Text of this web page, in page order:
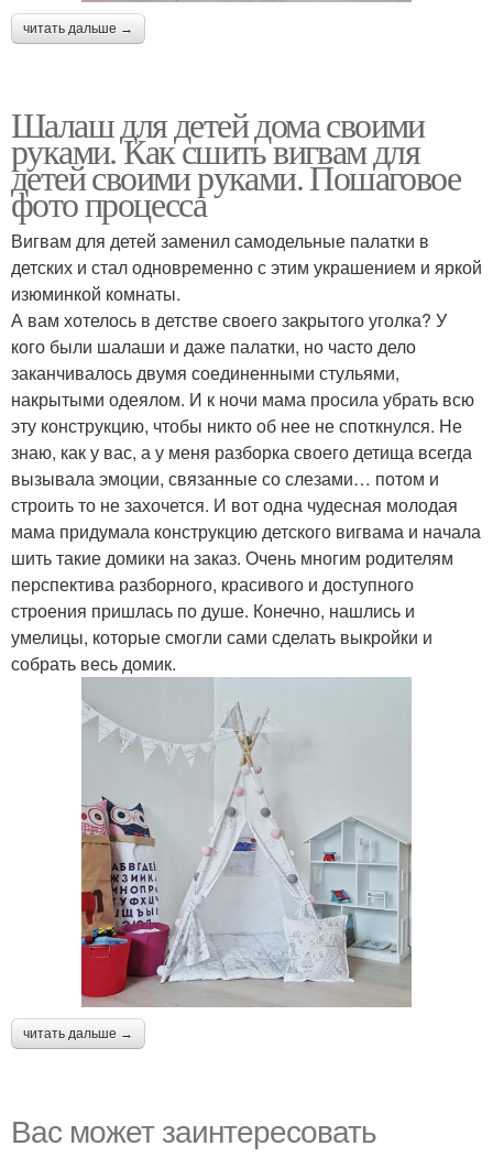
читать дальше →
Шалаш для детей дома своими
руками. Как сшить вигвам для
детей своими руками. Пошаговое
фото процесса
Вигвам для детей заменил самодельные палатки в
детских и стал одновременно с этим украшением и яркой
изюминкой комнаты.
А вам хотелось в детстве своего закрытого уголка? У
кого были шалаши и даже палатки, но часто дело
заканчивалось двумя соединенными стульями,
накрытыми одеялом. И к ночи мама просила убрать всю
эту конструкцию, чтобы никто об нее не споткнулся. Не
знаю, как у вас, а у меня разборка своего детища всегда
вызывала эмоции, связанные со слезами… потом и
строить то не захочется. И вот одна чудесная молодая
мама придумала конструкцию детского вигвама и начала
шить такие домики на заказ. Очень многим родителям
перспектива разборного, красивого и доступного
строения пришлась по душе. Конечно, нашлись и
умелицы, которые смогли сами сделать выкройки и
собрать весь домик.
читать дальше →
Вас может заинтересовать